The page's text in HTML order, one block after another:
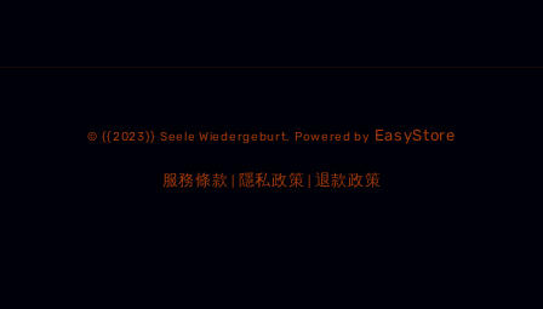
© {{2023}} Seele Wiedergeburt. Powered by EasyStore
服務條款 隱私政策 退款政策